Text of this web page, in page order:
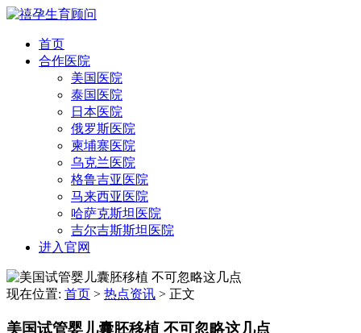
首页
合作医院
美国医院
泰国医院
日本医院
俄罗斯医院
柬埔寨医院
乌克兰医院
格鲁吉亚医院
马来西亚医院
哈萨克斯坦医院
吉尔吉斯斯坦医院
进入官网
现在位置: 首页 > 热点资讯 > 正文
美国试管婴儿囊胚移植 不可忽略这几点